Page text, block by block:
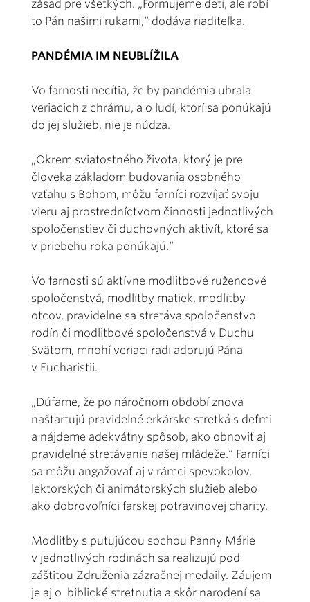
zásad pre všetkých. „Formujeme deti, ale robí
to Pán našimi rukami,“ dodáva riaditeľka.
PANDÉMIA IM NEUBLÍŽILA
Vo farnosti necítia, že by pandémia ubrala
veriacich z chrámu, a o ľudí, ktorí sa ponúkajú
do jej služieb, nie je núdza.
„Okrem sviatostného života, ktorý je pre
človeka základom budovania osobného
vzťahu s Bohom, môžu farníci rozvíjať svoju
vieru aj prostredníctvom činnosti jednotlivých
spoločenstiev či duchovných aktivít, ktoré sa
v priebehu roka ponúkajú.“
Vo farnosti sú aktívne modlitbové ružencové
spoločenstvá, modlitby matiek, modlitby
otcov, pravidelne sa stretáva spoločenstvo
rodín či modlitbové spoločenstvá v Duchu
Svätom, mnohí veriaci radi adorujú Pána
v Eucharistii.
„Dúfame, že po náročnom období znova
naštartujú pravidelné erkárske stretká s deťmi
a nájdeme adekvátny spôsob, ako obnoviť aj
pravidelné stretávanie našej mládeže.“ Farníci
sa môžu angažovať aj v rámci spevokolov,
lektorských či animátorských služieb alebo
ako dobrovoľníci farskej potravinovej charity.
Modlitby s putujúcou sochou Panny Márie
v jednotlivých rodinách sa realizujú pod
záštitou Združenia zázračnej medaily. Záujem
je aj o biblické stretnutia a skôr narodení sa